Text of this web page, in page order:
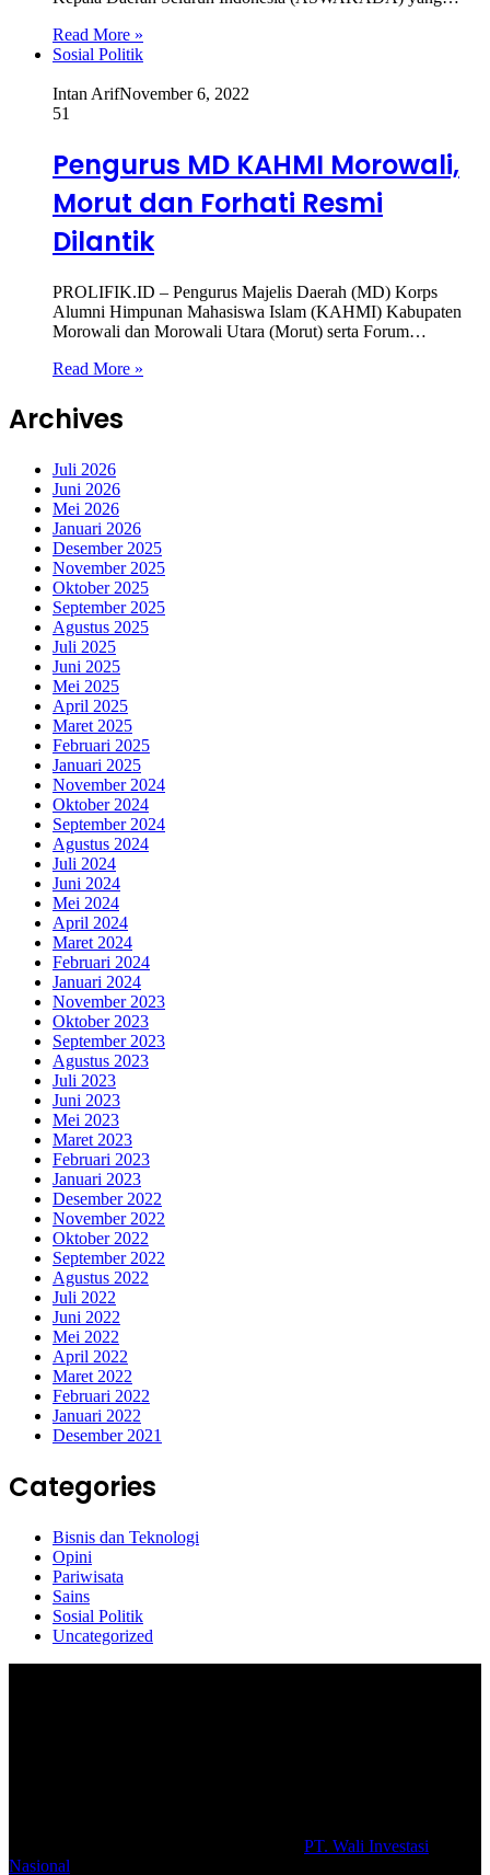
Read More »
Sosial Politik
Intan ArifNovember 6, 2022
51
Pengurus MD KAHMI Morowali,
Morut dan Forhati Resmi
Dilantik
PROLIFIK.ID – Pengurus Majelis Daerah (MD) Korps
Alumni Himpunan Mahasiswa Islam (KAHMI) Kabupaten
Morowali dan Morowali Utara (Morut) serta Forum…
Read More »
Archives
Juli 2026
Juni 2026
Mei 2026
Januari 2026
Desember 2025
November 2025
Oktober 2025
September 2025
Agustus 2025
Juli 2025
Juni 2025
Mei 2025
April 2025
Maret 2025
Februari 2025
Januari 2025
November 2024
Oktober 2024
September 2024
Agustus 2024
Juli 2024
Juni 2024
Mei 2024
April 2024
Maret 2024
Februari 2024
Januari 2024
November 2023
Oktober 2023
September 2023
Agustus 2023
Juli 2023
Juni 2023
Mei 2023
Maret 2023
Februari 2023
Januari 2023
Desember 2022
November 2022
Oktober 2022
September 2022
Agustus 2022
Juli 2022
Juni 2022
Mei 2022
April 2022
Maret 2022
Februari 2022
Januari 2022
Desember 2021
Categories
Bisnis dan Teknologi
Opini
Pariwisata
Sains
Sosial Politik
Uncategorized
PT. Wali Investasi
Nasional